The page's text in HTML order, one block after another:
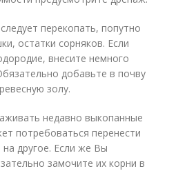
перекопать, попутно
остатки сорняков. Если
внесите немного
добавьте в почву
золу.
недавно выкопанные
потребоваться перенести
другое. Если же Вы
замочите их корни в